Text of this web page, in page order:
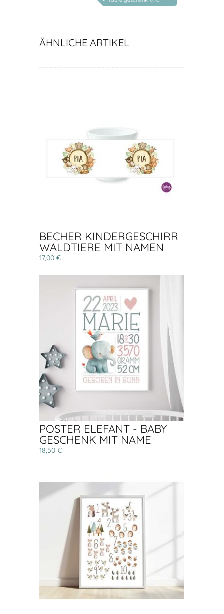
ÄHNLICHE ARTIKEL
BECHER KINDERGESCHIRR
WALDTIERE MIT NAMEN
17,00 €
POSTER ELEFANT - BABY
GESCHENK MIT NAME
18,50 €